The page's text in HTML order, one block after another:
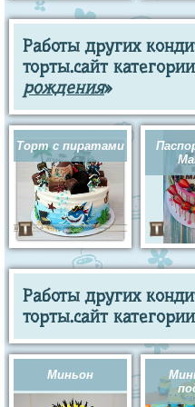
Работы других
торты.сайт
рождения»
Торт с пиратами
Работы других
торты.сайт
Миньон